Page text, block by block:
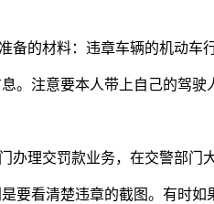
备的材料：违章车辆的机动车
。注意要本人带上自己的驾
办理交罚款业务，在交警部门
要看清楚违章的截图。有时